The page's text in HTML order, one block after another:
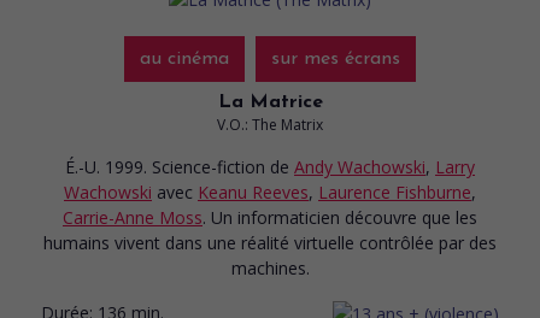
au cinéma sur mes écrans
La Matrice
V.O.: The Matrix
É.-U. 1999. Science-fiction de Andy Wachowski, Larry
Wachowski avec Keanu Reeves, Laurence Fishburne,
Carrie-Anne Moss. Un informaticien découvre que les
humains vivent dans une réalité virtuelle contrôlée par des
machines.
Durée: 136 min.